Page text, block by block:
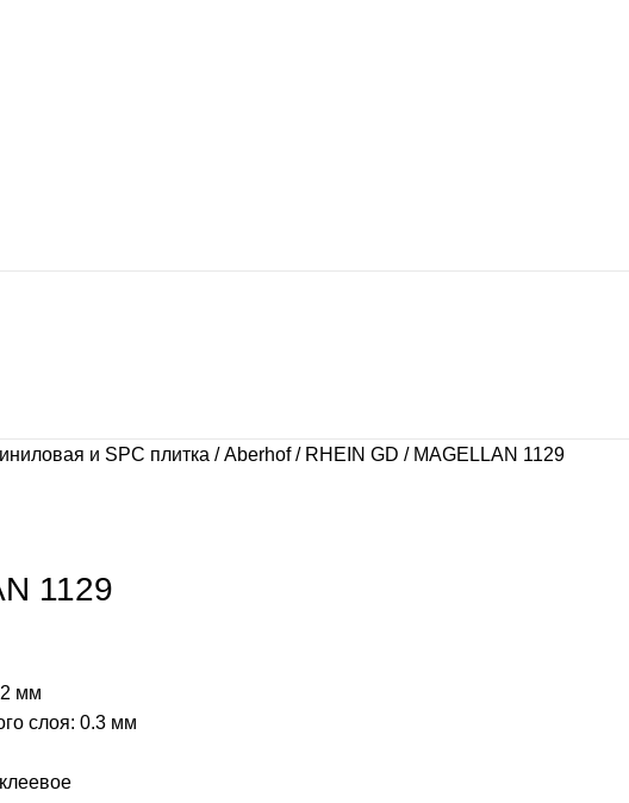
и SPC плитка Aberhof RHEIN GD
MAGELLAN 1129
1129
мм
слоя: 0.3 мм